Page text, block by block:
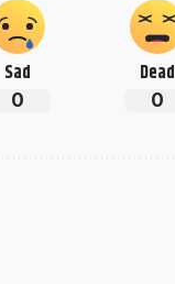
Sad
0
Dead
0